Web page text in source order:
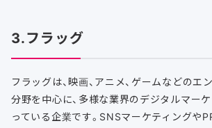
3.フラッグ
フラッグは、映画、アニメ、ゲームなどのエ
分野を中心に、多様な業界のデジタルマー
っている企業です。SNSマーケティングや